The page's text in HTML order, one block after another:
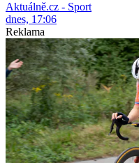
Aktuálně.cz - Sport
dnes, 17:06
Reklama